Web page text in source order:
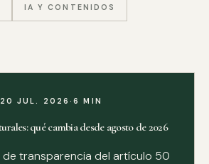
IA Y CONTENIDOS
20 JUL. 2026·6 MIN
qué cambia desde agosto de 2026
de transparencia del artículo 50